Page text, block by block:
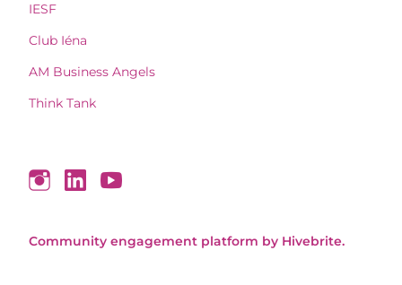
IESF
Club Iéna
AM Business Angels
Think Tank
Community engagement platform by Hivebrite.